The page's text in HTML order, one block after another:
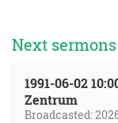
Next
1991-06-02
Zentrum
Broadcasted: